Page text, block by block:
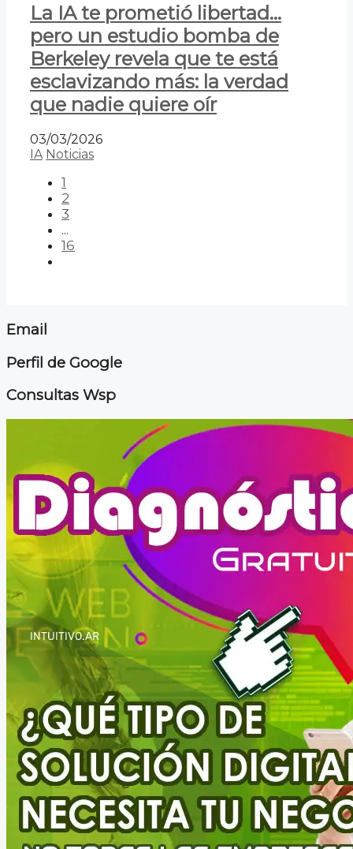
La IA te prometió libertad…
pero un estudio bomba de
Berkeley revela que te está
esclavizando más: la verdad
que nadie quiere oír
03/03/2026
IA Noticias
1
2
3
...
16
Email
Perfil de Google
Consultas Wsp